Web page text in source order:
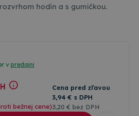
hodín a s gumičkou.
v predajni
bežnej cene)
Cena pred zľavou
3,94 € s DPH
3,20 € bez DPH